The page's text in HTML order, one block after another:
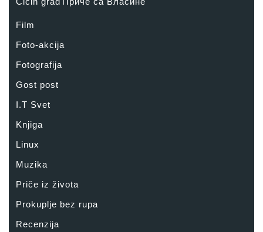
Film
Foto-akcija
Fotografija
Gost post
I.T Svet
Knjiga
Linux
Muzika
Priče iz života
Prokuplje bez rupa
Recenzija